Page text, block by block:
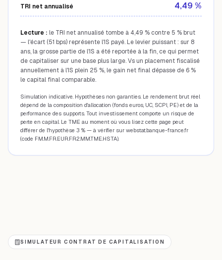
TRI net annualisé 4,49 %
Lecture : le TRI net annualisé tombe à 4,49 % contre 5 % brut
— l'écart (51 bps) représente l'IS payé. Le levier puissant : sur 8
ans, la grosse partie de l'IS a été reportée à la fin, ce qui permet
de capitaliser sur une base plus large. Vs un placement fiscalisé
annuellement à l'IS plein 25 %, le gain net final dépasse de 6 %
le capital final comparable.
Simulation indicative. Hypothèses non garanties. Le rendement brut réel
dépend de la composition d'allocation (fonds euros, UC, SCPI, PE) et de la
performance des supports. Tout investissement comporte un risque de
perte en capital. Le TME au moment où vous lisez cette page peut
différer de l'hypothèse 3 % — à vérifier sur webstat.banque-france.fr
(code FM.M.FR.EUR.FR2.MM.TME.HSTA).
SIMULATEUR CONTRAT DE CAPITALISATION